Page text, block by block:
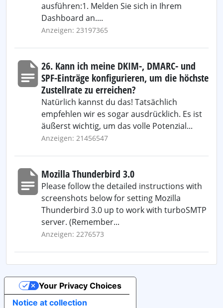
ausführen:1. Melden Sie sich in Ihrem
Dashboard an....
Anzeigen: 23197365
26. Kann ich meine DKIM-, DMARC- und
SPF-Einträge konfigurieren, um die höchste
Zustellrate zu erreichen?
Natürlich kannst du das! Tatsächlich
empfehlen wir es sogar ausdrücklich. Es ist
äußerst wichtig, um das volle Potenzial...
Anzeigen: 21456547
Mozilla Thunderbird 3.0
Please follow the detailed instructions with
screenshots below for setting Mozilla
Thunderbird 3.0 up to work with turboSMTP
server. (Remember...
Anzeigen: 2276573
Notice at collection
Your Privacy Choices